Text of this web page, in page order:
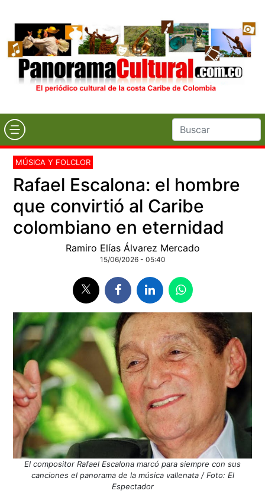
MÚSICA Y FOLCLOR
Rafael Escalona: el hombre
que convirtió al Caribe
colombiano en eternidad
Ramiro Elías Álvarez Mercado
15/06/2026 - 05:40
El compositor Rafael Escalona marcó para siempre con sus
canciones el panorama de la música vallenata / Foto: El
Espectador